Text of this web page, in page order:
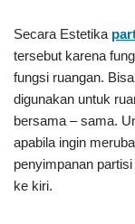
Secara Estetika
tersebut karena
fungsi ruangan.
digunakan untuk
bersama – sama.
apabila ingin
penyimpanan
ke kiri.